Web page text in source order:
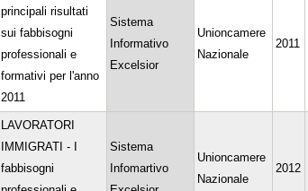
principali risultati
sui fabbisogni
professionali e
formativi per l'anno
2011
Sistema
Informativo
Excelsior
Unioncamere
Nazionale
2011
LAVORATORI
IMMIGRATI - I
fabbisogni
Sistema
Infomartivo
Unioncamere
Nazionale
2012